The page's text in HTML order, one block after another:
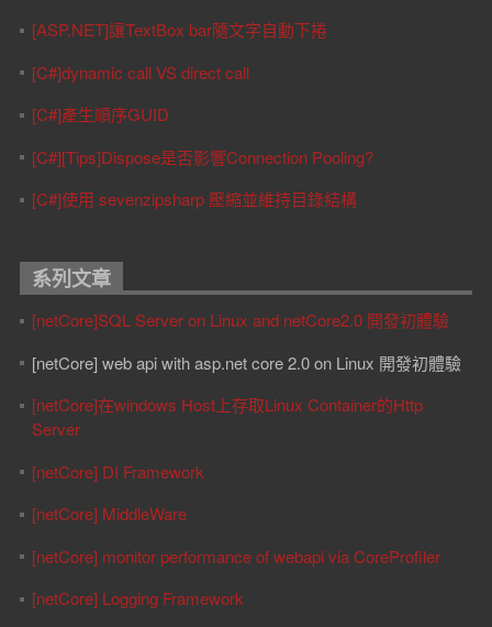
[ASP.NET]讓TextBox bar隨文字自動下捲
[C#]dynamic call VS direct call
[C#]產生順序GUID
[C#][Tips]Dispose是否影響Connection Pooling?
[C#]使用 sevenzipsharp 壓縮並維持目錄結構
系列文章
[netCore]SQL Server on Linux and netCore2.0 開發初體驗
[netCore] web api with asp.net core 2.0 on Linux 開發初體驗
[netCore]在windows Host上存取Linux Container的Http
Server
[netCore] DI Framework
[netCore] MiddleWare
[netCore] monitor performance of webapi via CoreProfiler
[netCore] Logging Framework